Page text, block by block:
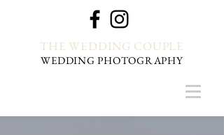
THE WEDDING COUPLE
WEDDING PHOTOGRAPHY